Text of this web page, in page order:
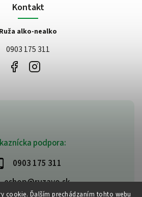
cookie. Ďalším prechádzaním tohto webu
podpora:
0903 175 311
eshop@ruzavo.sk
Kontakt
Ruža alko-nealko
0903 175 311